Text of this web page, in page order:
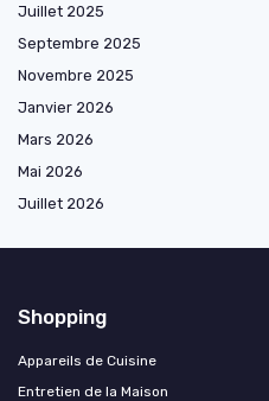
Juillet 2025
Septembre 2025
Novembre 2025
Janvier 2026
Mars 2026
Mai 2026
Juillet 2026
Shopping
Appareils de Cuisine
Entretien de la Maison